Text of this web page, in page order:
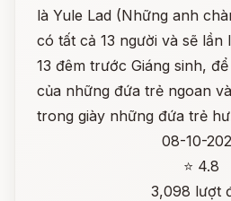
là Yule Lad (Những anh
có tất cả 13 người và sẽ lần
13 đêm trước Giáng sinh,
của những đứa trẻ ngoan
trong giày những đứa trẻ
08-10-
⭐ 4.8
3,098 lượt